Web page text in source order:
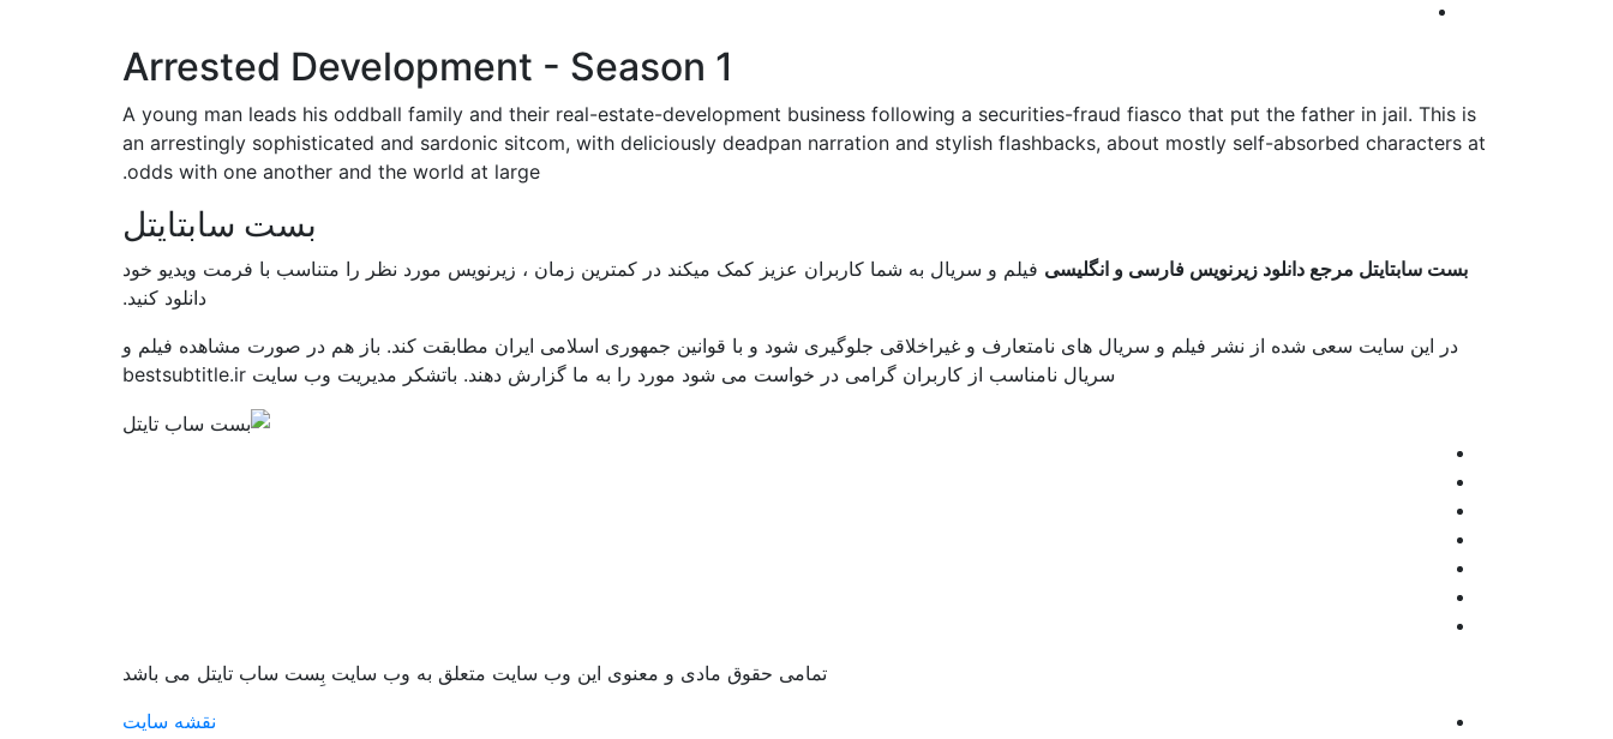
Arrested Development - Season 1
A young man leads his oddball family and their real-estate-development business following a securities-fraud fiasco that put the father in jail. This is
an arrestingly sophisticated and sardonic sitcom, with deliciously deadpan narration and stylish flashbacks, about mostly self-absorbed characters at
odds with one another and the world at large.
بست سابتایتل
بست سابتایتل مرجع دانلود زیرنویس فارسی و انگلیسی فیلم و سریال به شما کاربران عزیز کمک میکند در کمترین زمان ، زیرنویس مورد نظر را متناسب با فرمت ویدیو خود
دانلود کنید.
در این سایت سعی شده از نشر فیلم و سریال های نامتعارف و غیراخلاقی جلوگیری شود و با قوانین جمهوری اسلامی ایران مطابقت کند. باز هم در صورت مشاهده فیلم و
سریال نامناسب از کاربران گرامی در خواست می شود مورد را به ما گزارش دهند. باتشکر مدیریت وب سایت bestsubtitle.ir
تمامی حقوق مادی و معنوی این وب سایت متعلق به وب سایت بِست ساب تایتل می باشد
نقشه سایت